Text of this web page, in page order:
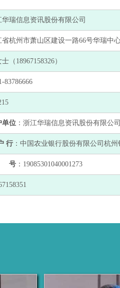
华瑞信息资讯股份有限公司
省杭州市萧山区建设一路66号华瑞中
（18967158326）
83786666
单位 ：浙江华瑞信息资讯股份有限公
行 ：中国农业银行股份有限公司杭
号 ：19085301040001273